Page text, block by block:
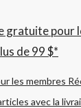
gratuite pour
de 99 $*
les membres
avec la